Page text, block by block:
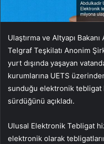
Ulaştırma ve Altyapı
Telgraf Teşkilatı Anonim
yurt dışında yaşayan
kurumlarına UETS
sunduğu elektronik tebligat
sürdüğünü açıkladı.
Ulusal Elektronik Tebligat
elektronik olarak